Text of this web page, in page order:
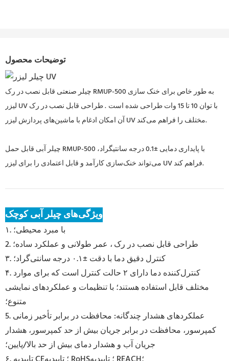
توضیحات محصول
چیلر صنعتی قابل نصب در رک RMUP-500 به طور خاص برای خنک سازی
لیزر UV با توان 10 تا 15 وات طراحی شده است
. طراحی قابل نصب در رک
آن امکان ادغام با ماشین‌های پردازش لیزر UV مختلف را فراهم می‌کند.
چیلر آبی قابل حمل RMUP-500 با پایداری دمایی ±0.1 درجه سانتیگراد،
می‌تواند خنک‌سازی کارآمد و قابل اعتمادی را برای لیزر UV فراهم کند.
ویژگی‌های چیلر آبی کوچک
۱. با مبرد محیطی؛
2.
طراحی قابل نصب در رک، عمر طولانی و عملکرد ساده؛
۳. کنترل دقیق دما با دقت ±۰.۱ درجه سانتی‌گراد؛
۴. کنترل‌کننده دما دارای ۲ حالت کنترل است که برای موارد
مختلف قابل استفاده هستند؛ با تنظیمات و عملکردهای نمایشی
متنوع؛
5. عملکردهای هشدار چندگانه: محافظت در برابر تأخیر زمانی
کمپرسور، محافظت در برابر جریان بیش از حد کمپرسور، هشدار
جریان آب و هشدار دمای بیش از حد بالا/پایین؛